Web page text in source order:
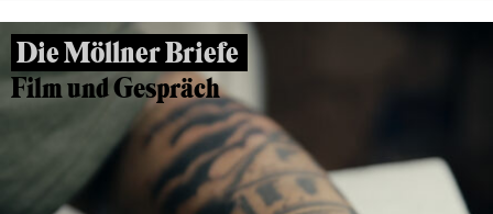
Die Möllner Briefe
Film und Gespräch